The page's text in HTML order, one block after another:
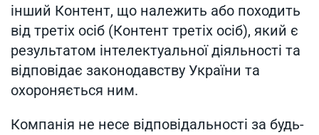
інший Контент, що належить або походить
від третіх осіб (Контент третіх осіб), який є
результатом інтелектуальної діяльності та
відповідає законодавству України та
охороняється ним.
Компанія не несе відповідальності за будь-